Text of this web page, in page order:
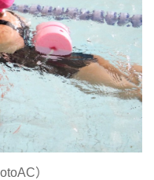
）